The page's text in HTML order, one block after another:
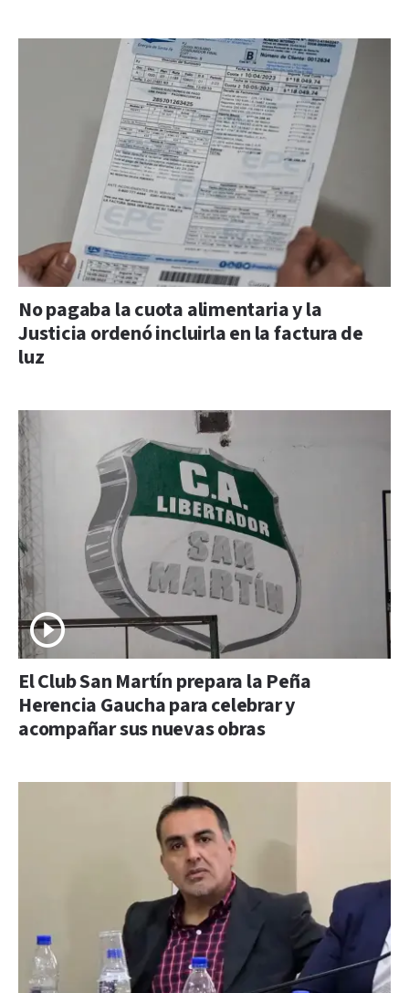
No pagaba la cuota alimentaria y la
Justicia ordenó incluirla en la factura de
luz
El Club San Martín prepara la Peña
Herencia Gaucha para celebrar y
acompañar sus nuevas obras